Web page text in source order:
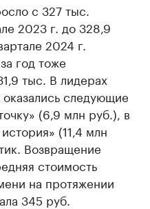
с 327 тыс.
2023 г. до 328,9
2024 г.
год тоже
тыс. В лидерах
следующие
(6,9 млн руб.), в
(11,4 млн
Возвращение
стоимость
на протяжении
345 руб.